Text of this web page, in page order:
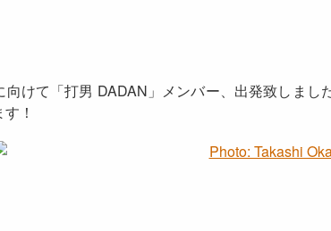
向けて「打男 DADAN」メンバー、出発致しま
！